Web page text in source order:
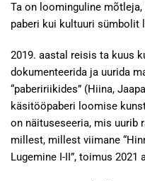
Ta on loominguline
paberi kui kultuuri sümbolit
2019. aastal reisis ta kuus
dokumenteerida ja uurida
“pabeririikides” (Hiina,
käsitööpaberi loomise
on näituseseeria, mis uurib
millest, millest viimane
Lugemine I-II”, toimus